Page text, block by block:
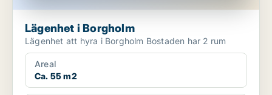
Lägenhet i Borgholm
Lägenhet att hyra i Borgholm Bostaden har 2 rum
Areal
Ca. 55 m2